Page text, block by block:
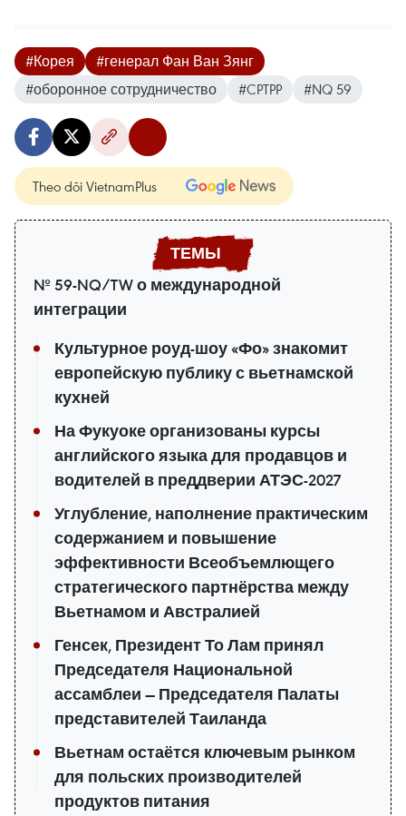
#Корея
#генерал Фан Ван Зянг
#оборонное сотрудничество
#CPTPP #NQ 59
Theo dõi VietnamPlus
№ 59-NQ/TW о международной
интеграции
Культурное роуд-шоу «Фо» знакомит
европейскую публику с вьетнамской
кухней
На Фукуоке организованы курсы
английского языка для продавцов и
водителей в преддверии АТЭС-2027
Углубление, наполнение практическим
содержанием и повышение
эффективности Всеобъемлющего
стратегического партнёрства между
Вьетнамом и Австралией
Генсек, Президент То Лам принял
Председателя Национальной
ассамблеи — Председателя Палаты
представителей Таиланда
Вьетнам остаётся ключевым рынком
для польских производителей
продуктов питания